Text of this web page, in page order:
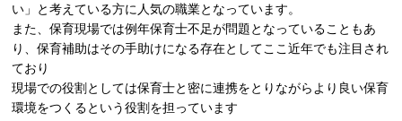
い」と考えている方に人気の職業となっています。
また、保育現場では例年保育士不足が問題となっていることもあ
り、保育補助はその手助けになる存在としてここ近年でも注目され
ており
現場での役割としては保育士と密に連携をとりながらより良い保育
環境をつくるという役割を担っています